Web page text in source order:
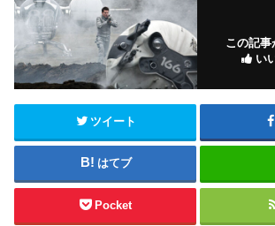
この記事
い
ツイート
はてブ
Pocket